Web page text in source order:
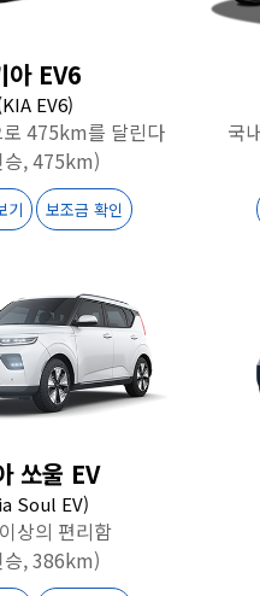
아 EV6
EV6)
로 475km를 달린다
승, 475km)
기 보조금 확인
국
쏘울 EV
Soul EV)
상의 편리함
승, 386km)